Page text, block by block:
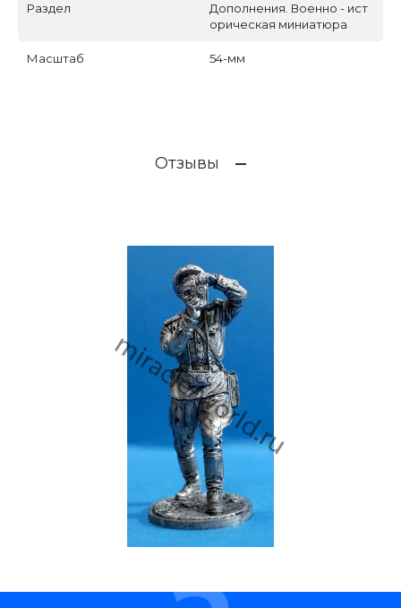
Раздел
Дополнения. Военно - ист
орическая миниатюра
Масштаб 54-мм
Отзывы